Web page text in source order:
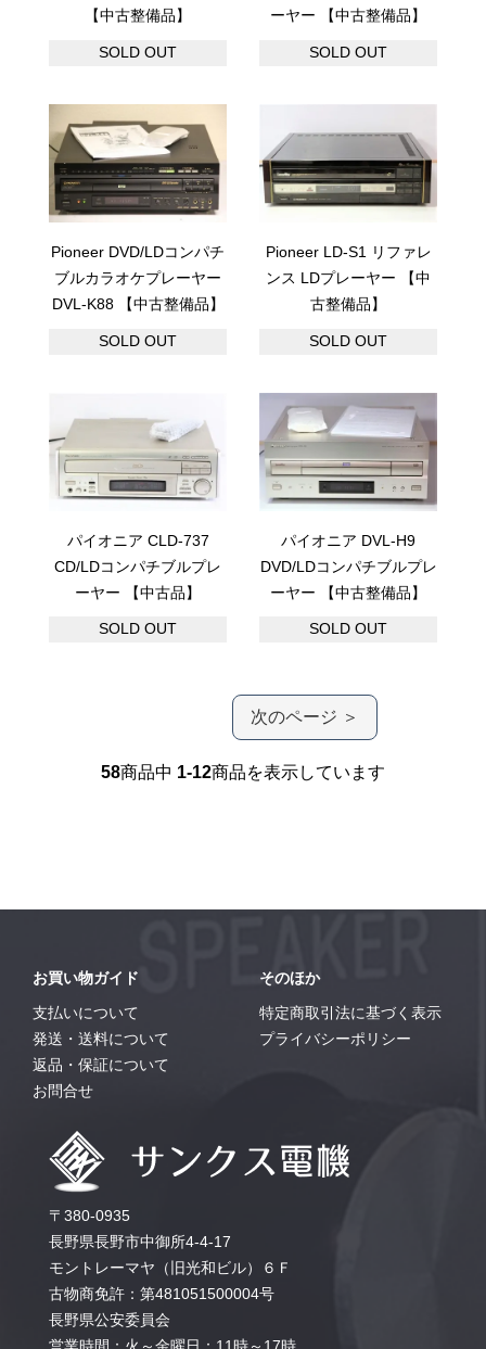
【中古整備品】
SOLD OUT
ーヤー 【中古整備品】
SOLD OUT
Pioneer DVD/LDコンパチ
ブルカラオケプレーヤー
DVL-K88 【中古整備品】
SOLD OUT
Pioneer LD-S1 リファレ
ンス LDプレーヤー 【中
古整備品】
SOLD OUT
パイオニア CLD-737
CD/LDコンパチブルプレ
ーヤー 【中古品】
SOLD OUT
パイオニア DVL-H9
DVD/LDコンパチブルプレ
ーヤー 【中古整備品】
SOLD OUT
次のページ ＞
58商品中 1-12商品を表示しています
お買い物ガイド
支払いについて
発送・送料について
返品・保証について
お問合せ
そのほか
特定商取引法に基づく表示
プライバシーポリシー
〒380-0935
長野県長野市中御所4-4-17
モントレーマヤ（旧光和ビル）６Ｆ
古物商免許：第481051500004号
長野県公安委員会